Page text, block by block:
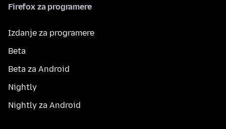
Firefox za programere
Izdanje za programere
Beta
Beta za Android
Nightly
Nightly za Android